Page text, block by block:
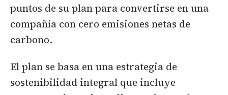
puntos de su plan para convertirse en una
compañía con cero emisiones netas de
carbono.
El plan se basa en una estrategia de
sostenibilidad integral que incluye